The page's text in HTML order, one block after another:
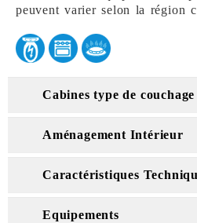
peuvent varier selon la région
Cabines type de couchage
Aménagement Intérieur
Caractéristiques
Equipements